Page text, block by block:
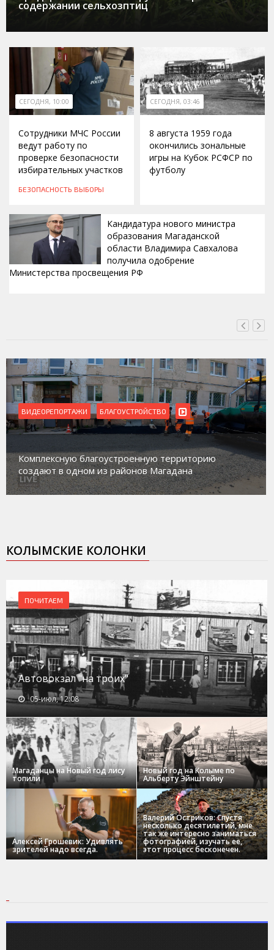
содержании сельхозптиц
СЕГОДНЯ, 10:00
Сотрудники МЧС России
ведут работу по
проверке безопасности
избирательных участков
БЕЗОПАСНОСТЬ ВЫБОРЫ
СЕГОДНЯ, 03:46
8 августа 1959 года
окончились зональные
игры на Кубок РСФСР по
футболу
Кандидатура нового министра
образования Магаданской
области Владимира Савхалова
получила одобрение
Министерства просвещения РФ
ВИДЕОРЕПОРТАЖИ БЛАГОУСТРОЙСТВО
Комплексную благоустроенную территорию
создают в одном из районов Магадана
КОЛЫМСКИЕ КОЛОНКИ
ПОЧИТАЕМ
Автовокзал "на троих"
05-июл, 12:08
Магаданцы на Новый год лису
топили
Новый год на Колыме по
Альберту Эйнштейну
Алексей Грошевик: Удивлять
зрителей надо всегда.
Валерий Остриков: Спустя
несколько десятилетий, мне
так же интересно заниматься
фотографией, изучать ее,
этот процесс бесконечен.